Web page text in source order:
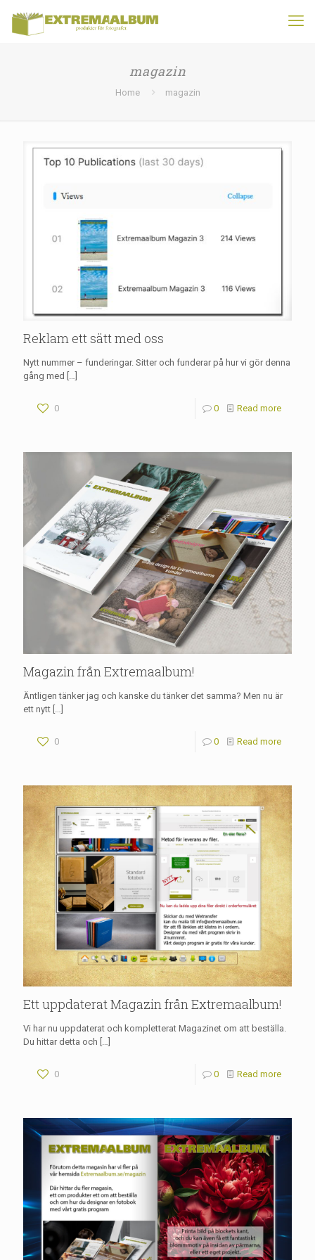
magazin
Home magazin
Reklam ett sätt med oss
Nytt nummer – funderingar. Sitter och funderar på hur vi gör denna
gång med […]
0 0 Read more
Magazin från Extremaalbum!
Äntligen tänker jag och kanske du tänker det samma? Men nu är
ett nytt
0 0 Read more
Ett uppdaterat Magazin från Extremaalbum!
Vi har nu uppdaterat och kompletterat Magazinet om att beställa.
Du hittar detta och […]
0 0 Read more